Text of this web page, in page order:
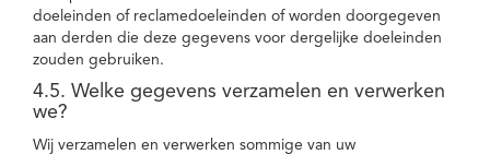
doeleinden of reclamedoeleinden of worden doorgegeven
aan derden die deze gegevens voor dergelijke doeleinden
zouden gebruiken.
4.5. Welke gegevens verzamelen en verwerken
we?
Wij verzamelen en verwerken sommige van uw